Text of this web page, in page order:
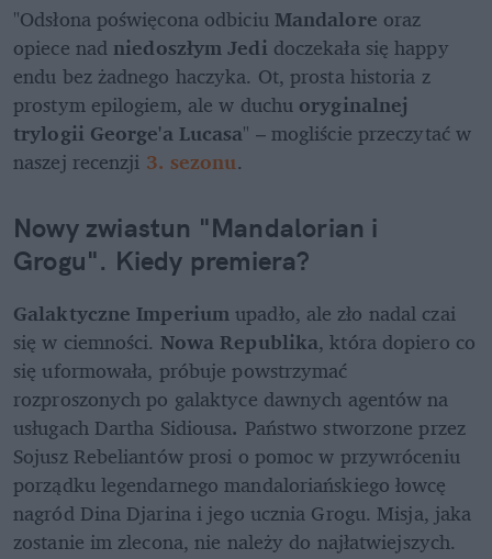
"Odsłona poświęcona odbiciu Mandalore oraz
opiece nad niedoszłym Jedi doczekała się happy
endu bez żadnego haczyka. Ot, prosta historia z
prostym epilogiem, ale w duchu oryginalnej
trylogii George'a Lucasa" – mogliście przeczytać w
naszej recenzji 3. sezonu.
Nowy zwiastun "Mandalorian i
Grogu". Kiedy premiera?
Galaktyczne Imperium upadło, ale zło nadal czai
się w ciemności. Nowa Republika, która dopiero co
się uformowała, próbuje powstrzymać
rozproszonych po galaktyce dawnych agentów na
usługach Dartha Sidiousa. Państwo stworzone przez
Sojusz Rebeliantów prosi o pomoc w przywróceniu
porządku legendarnego mandaloriańskiego łowcę
nagród Dina Djarina i jego ucznia Grogu. Misja, jaka
zostanie im zlecona, nie należy do najłatwiejszych.